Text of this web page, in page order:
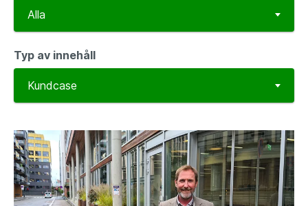
Typ av innehåll